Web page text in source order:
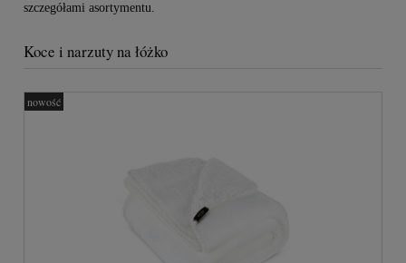
szczegółami asortymentu.
Koce i narzuty na łóżko
nowość